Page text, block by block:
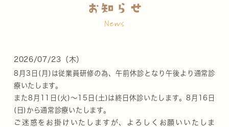
お知らせ
News
2026/07/23（木）
8月3日(月)は従業員研修の為、午前休診となり午後より通常診
療いたします。
また8月11日(火)～15日(土)は終日休診いたします。 8月16日
(日)から通常診療いたします。
ご迷惑をお掛けいたしますが、よろしくお願いいたしま